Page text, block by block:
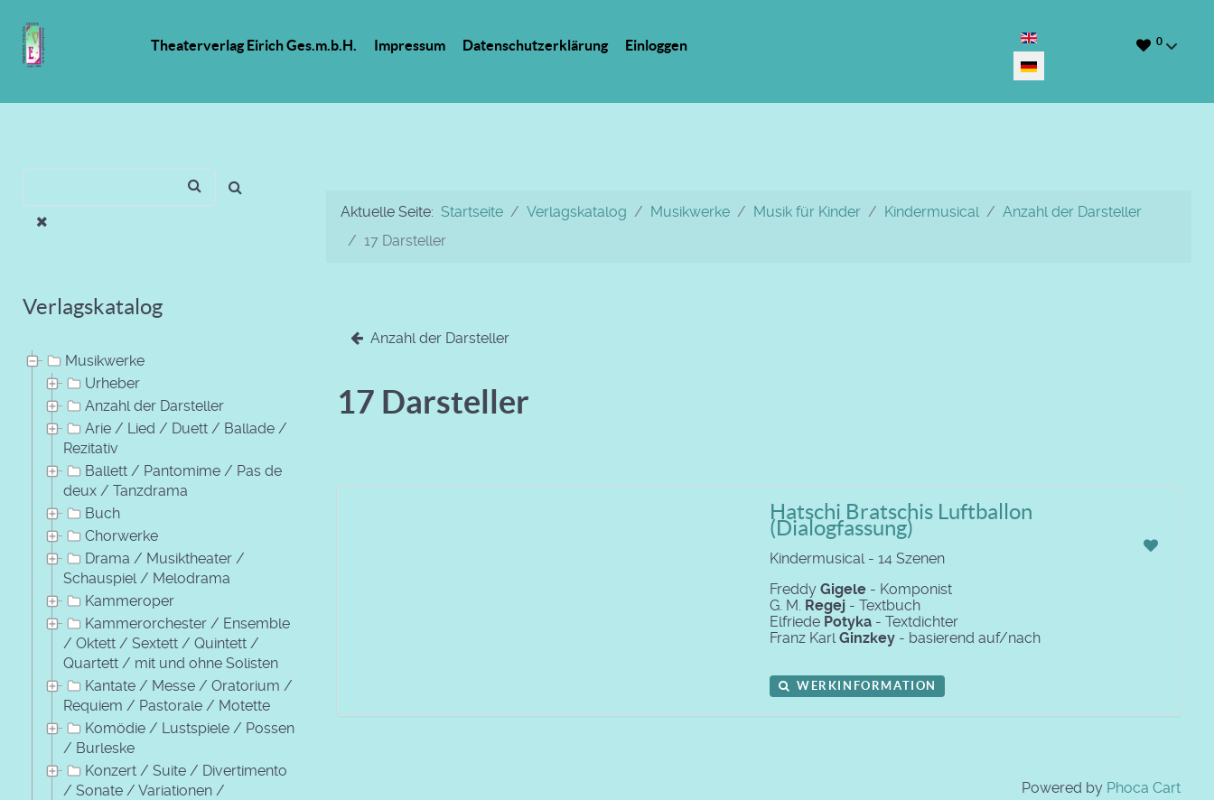
Theaterverlag Eirich Ges.m.b.H. Impressum Datenschutzerklärung Einloggen
Sprache auswählen 0
Verlagskatalog
Musikwerke
Urheber
Anzahl der Darsteller
Arie / Lied / Duett / Ballade /
Rezitativ
Ballett / Pantomime / Pas de
deux / Tanzdrama
Buch
Chorwerke
Drama / Musiktheater /
Schauspiel / Melodrama
Kammeroper
Kammerorchester / Ensemble
/ Oktett / Sextett / Quintett /
Quartett / mit und ohne Solisten
Kantate / Messe / Oratorium /
Requiem / Pastorale / Motette
Komödie / Lustspiele / Possen
/ Burleske
Konzert / Suite / Divertimento
/ Sonate / Variationen /
Aktuelle Seite: Startseite Verlagskatalog Musikwerke Musik für Kinder Kindermusical
Anzahl der Darsteller
17 Darsteller
Anzahl der Darsteller
17 Darsteller
Hatschi Bratschis Luftballon
(Dialogfassung)
Kindermusical - 14 Szenen
Freddy Gigele - Komponist
G. M. Regej - Textbuch
Elfriede Potyka - Textdichter
Franz KarlGinzkey - basierend auf/nach
WERKINFORMATION
Powered by Phoca Cart